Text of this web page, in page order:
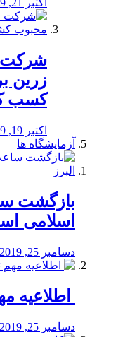
اکتبر 21, 2019
شرکت
زرین
کسب
اکتبر 19, 2019
آزمایشگاه ها
بازگشت
اسلامی
دسامبر 25, 2019
اطلاعیه
دسامبر 25, 2019